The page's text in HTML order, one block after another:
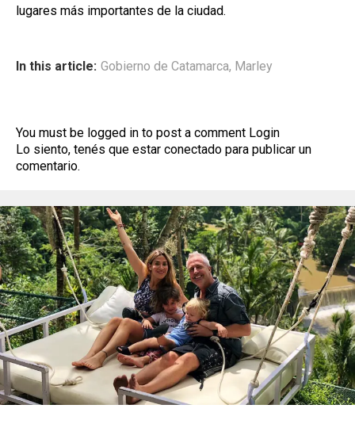
lugares más importantes de la ciudad.
In this article: Gobierno de Catamarca, Marley
You must be logged in to post a comment Login
Lo siento, tenés que estar conectado para publicar un
comentario.